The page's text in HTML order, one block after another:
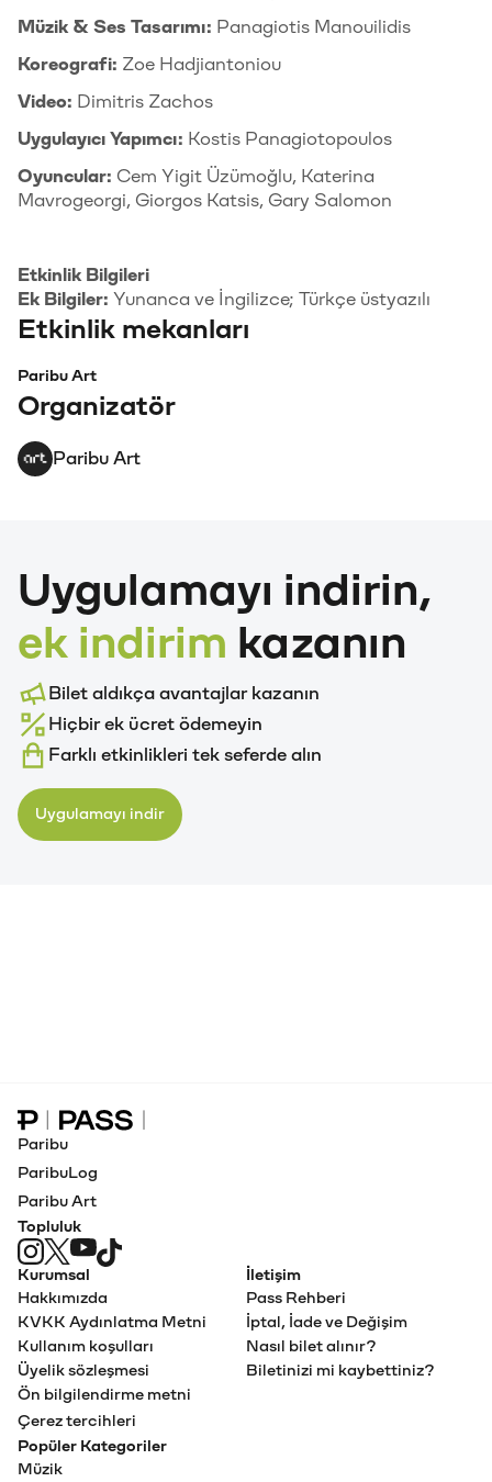
Müzik & Ses Tasarımı: Panagiotis Manouilidis
Koreografi: Zoe Hadjiantoniou
Video: Dimitris Zachos
Uygulayıcı Yapımcı: Kostis Panagiotopoulos
Oyuncular: Cem Yigit Üzümoğlu, Katerina
Mavrogeorgi, Giorgos Katsis, Gary Salomon
Etkinlik Bilgileri
Ek Bilgiler: Yunanca ve İngilizce; Türkçe üstyazılı
Etkinlik mekanları
Paribu Art
Organizatör
Paribu Art
Uygulamayı indirin,
ek indirim kazanın
Bilet aldıkça avantajlar kazanın
Hiçbir ek ücret ödemeyin
Farklı etkinlikleri tek seferde alın
Uygulamayı indir
Paribu Pass Ana Sayfa
Paribu
ParibuLog
Paribu Art
Topluluk
Kurumsal
Hakkımızda
KVKK Aydınlatma Metni
Kullanım koşulları
Üyelik sözleşmesi
Ön bilgilendirme metni
Çerez tercihleri
İletişim
Pass Rehberi
İptal, İade ve Değişim
Nasıl bilet alınır?
Biletinizi mi kaybettiniz?
Popüler Kategoriler
Müzik